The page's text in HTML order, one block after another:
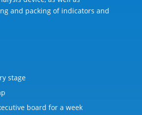
and packing of indicators and
stage
board for a week